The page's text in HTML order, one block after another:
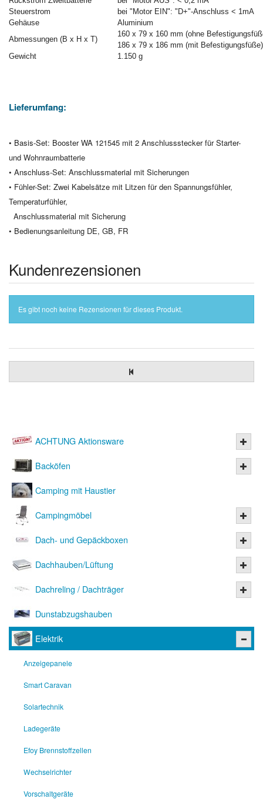
Steuerstrom
bei "Motor EIN": "D+"-Anschluss < 1mA
Gehäuse
Aluminium
Abmessungen (B x H x T)
160 x 79 x 160 mm (ohne
186 x 79 x 186 mm (mit Befestigungsfüße)
Gewicht
1.150 g
Lieferumfang:
• Basis-Set: Booster WA 121545 mit 2 Anschlussstecker für Starter-
und Wohnraumbatterie
• Anschluss-Set: Anschlussmaterial mit Sicherungen
• Fühler-Set: Zwei Kabelsätze mit Litzen für den Spannungsfühler,
Temperaturfühler,
Anschlussmaterial mit Sicherung
• Bedienungsanleitung DE, GB, FR
Kundenrezensionen
Es gibt noch keine Rezensionen für dieses Produkt.
ACHTUNG Aktionsware
Backöfen
Camping mit Haustier
Campingmöbel
Dach- und Gepäckboxen
Dachhauben/Lüftung
Dachreling / Dachträger
Dunstabzugshauben
Elektrik
Anzeigepanele
Smart Caravan
Solartechnik
Ladegeräte
Efoy Brennstoffzellen
Wechselrichter
Vorschaltgeräte